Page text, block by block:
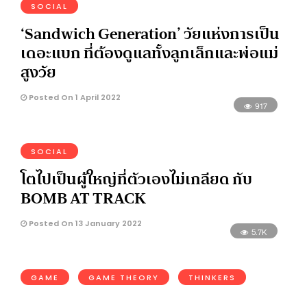
SOCIAL
‘Sandwich Generation’ วัยแห่งการเป็น
เดอะแบก ที่ต้องดูแลทั้งลูกเล็กและพ่อแม่
สูงวัย
Posted On 1 April 2022
917
SOCIAL
โตไปเป็นผู้ใหญ่ที่ตัวเองไม่เกลียด กับ
BOMB AT TRACK
Posted On 13 January 2022
5.7K
GAME GAME THEORY THINKERS